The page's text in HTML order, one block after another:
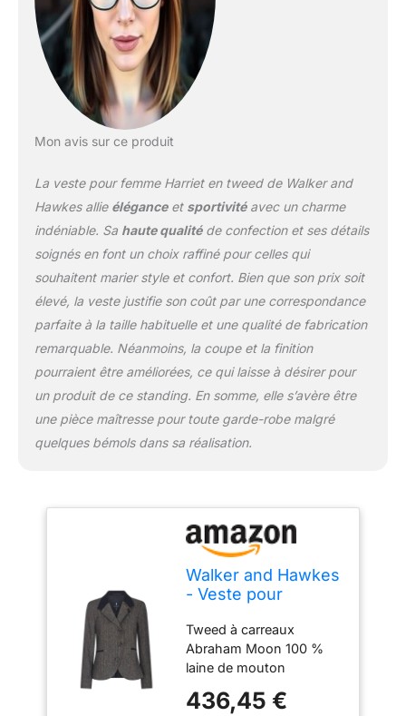
Mon avis sur ce produit
La veste pour femme Harriet en tweed de Walker and
Hawkes allie éléganceet sportivitéavec un charme
indéniable. Sa haute qualitéde confection et ses détails
soignés en font un choix raffiné pour celles qui
souhaitent marier style et confort. Bien que son prix soit
élevé, la veste justifie son coût par une correspondance
parfaite à la taille habituelle et une qualité de fabrication
remarquable. Néanmoins, la coupe et la finition
pourraient être améliorées, ce qui laisse à désirer pour
un produit de ce standing. En somme, elle s’avère être
une pièce maîtresse pour toute garde-robe malgré
quelques bémols dans sa réalisation.
Walker and Hawkes
- Veste pour
Tweed - Blue Moon
- 38
Tweed à carreaux
Abraham Moon 100 %
laine de mouton
trois boutons Bords
436,45 €